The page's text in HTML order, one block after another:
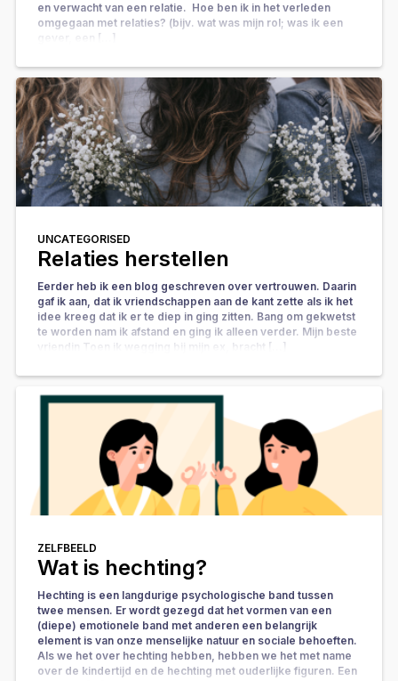
en verwacht van een relatie. Hoe ben ik in het verleden
omgegaan met relaties? (bijv. wat was mijn rol; was ik een
gever, een […]
UNCATEGORISED
Relaties herstellen
Eerder heb ik een blog geschreven over vertrouwen. Daarin
gaf ik aan, dat ik vriendschappen aan de kant zette als ik het
idee kreeg dat ik er te diep in ging zitten. Bang om gekwetst
te worden nam ik afstand en ging ik alleen verder. Mijn beste
vriendin Toen ik wegging bij mijn ex, bracht […]
ZELFBEELD
Wat is hechting?
Hechting is een langdurige psychologische band tussen
twee mensen. Er wordt gezegd dat het vormen van een
(diepe) emotionele band met anderen een belangrijk
element is van onze menselijke natuur en sociale behoeften.
Als we het over hechting hebben, hebben we het met name
over de kindertijd en de hechting met ouderlijke figuren. Een